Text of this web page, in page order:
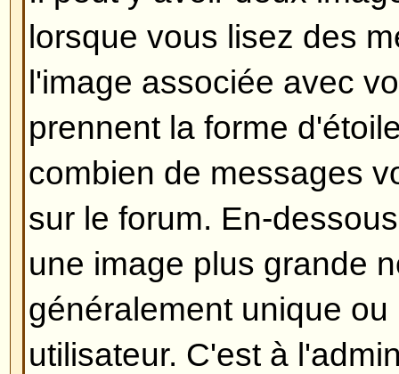
retournant le lire, indiquant le
l'avez édité. Ce petit texte
n'a répondu, il n'apparaîtra pas
modérateur ou un
devraient laisser un message
modifié et pourquoi). Veuillez
peut pas supprimer un message
quelqu'un y a répondu.
Revenir en haut
Comment puis-je ajouter une